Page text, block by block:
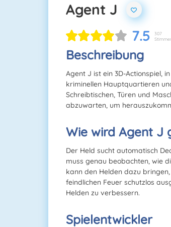
Agent J
7.5
307
Beschreibung
Agent J ist ein 3D-Actionspiel,
kriminellen Hauptquartieren
Schreibtischen, Türen und
abzuwarten, um
Wie wird Agent J
Der Held sucht automatisch
muss genau beobachten, wie
kann den Helden dazu
feindlichen Feuer schutzlos
Helden zu verbessern.
Spielentwickler